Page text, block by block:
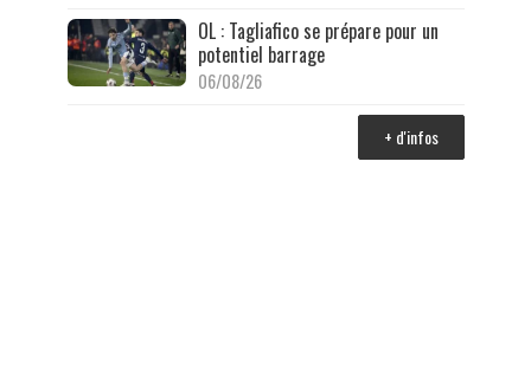
OL : Tagliafico se prépare pour un
potentiel barrage
06/08/26
+ d'infos